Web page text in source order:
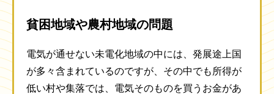
貧困地域や農村地域の問題
電気が通せない未電化地域の中には、発展途上国
が多々含まれているのですが、その中でも所得が
低い村や集落では、電気そのものを買うお金があ